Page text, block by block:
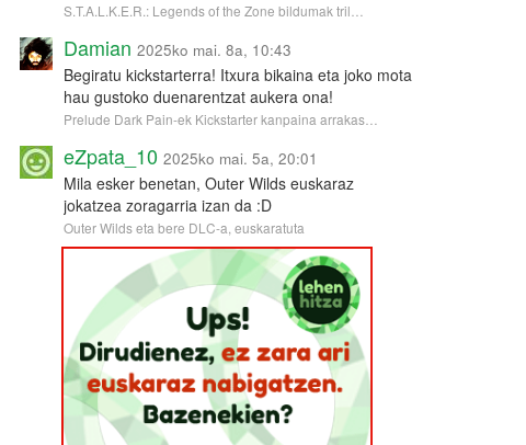
S.T.A.L.K.E.R.: Legends of the Zone bildumak tril…
Damian 2025ko mai. 8a, 10:43
Begiratu kickstarterra! Itxura bikaina eta joko mota
hau gustoko duenarentzat aukera ona!
Prelude Dark Pain-ek Kickstarter kanpaina arrakas…
eZpata_10 2025ko mai. 5a, 20:01
Mila esker benetan, Outer Wilds euskaraz
jokatzea zoragarria izan da :D
Outer Wilds eta bere DLC-a, euskaratuta